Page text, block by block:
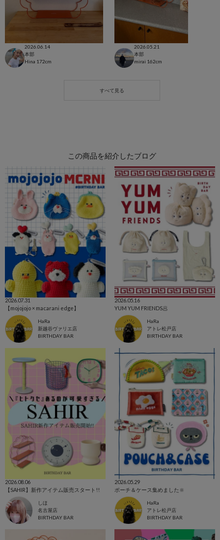
2026.06.14
本部
Hina 172cm
2026.05.21
本部
mirai 162cm
この商品を紹介したブログ
2026.07.31
【mojojojo × macarani edge】
HaRa
新越谷ヴァリエ店
BIRTHDAY BAR
2026.05.16
YUM YUM FRIENDS🥟
HaRa
アトレ松戸店
BIRTHDAY BAR
2026.08.06
【SAHIR】新作アイテム販売スタート!!
しほ
名古屋店
BIRTHDAY BAR
2026.05.29
ポーチ＆ケース集めました🔆
HaRa
アトレ松戸店
BIRTHDAY BAR